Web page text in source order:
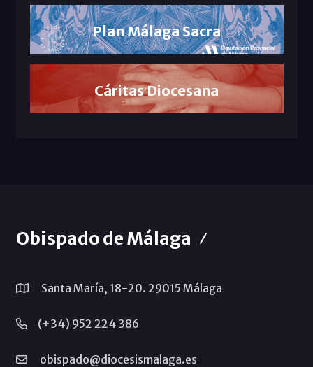
Plan Málaga Sacra
Cáritas Diocesana
Obispado de Málaga
Santa María, 18-20. 29015 Málaga
(+34) 952 224 386
obispado@diocesismalaga.es